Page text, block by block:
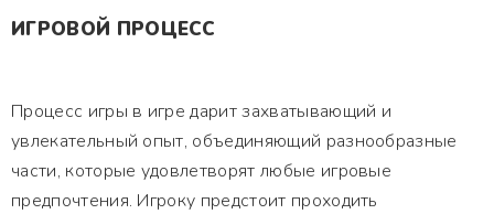
ИГРОВОЙ ПРОЦЕСС
Процесс игры в игре дарит захватывающий и
увлекательный опыт, объединяющий разнообразные
части, которые удовлетворят любые игровые
предпочтения. Игроку предстоит проходить